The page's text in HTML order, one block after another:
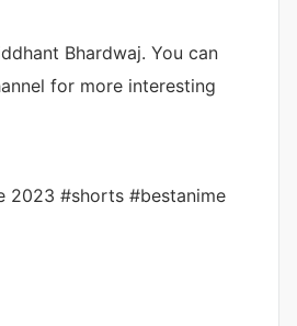
Bhardwaj. You can
for more interesting
2023 #shorts #bestanime